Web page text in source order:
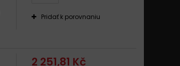
Pridať k porovnaniu
2 251,81 Kč